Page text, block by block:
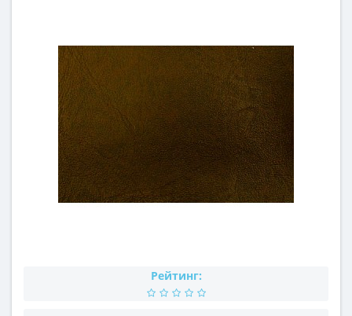
Рейтинг: